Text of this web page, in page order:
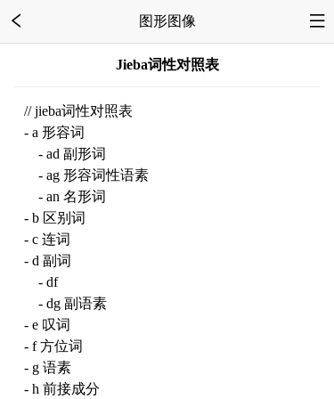
图形图像
Jieba词性对照表
// jieba词性对照表
- a 形容词
- ad 副形词
- ag 形容词性语素
- an 名形词
- b 区别词
- c 连词
- d 副词
- df
- dg 副语素
- e 叹词
- f 方位词
- g 语素
- h 前接成分